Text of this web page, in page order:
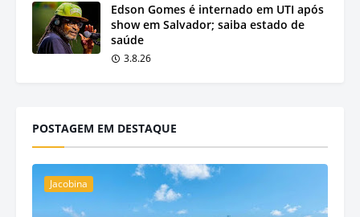
Edson Gomes é internado em UTI após
show em Salvador; saiba estado de
saúde
3.8.26
POSTAGEM EM DESTAQUE
Jacobina